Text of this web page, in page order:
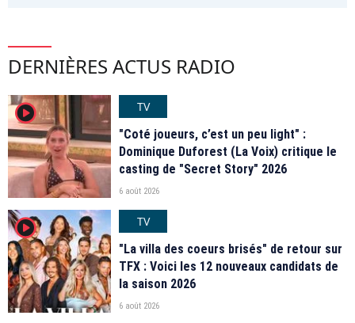
DERNIÈRES ACTUS RADIO
player2
TV
"Coté joueurs, c’est un peu light" :
Dominique Duforest (La Voix) critique le
casting de "Secret Story" 2026
6 août 2026
player2
TV
"La villa des coeurs brisés" de retour sur
TFX : Voici les 12 nouveaux candidats de
la saison 2026
6 août 2026